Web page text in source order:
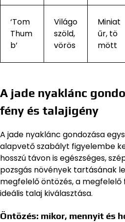
‘Tom
Thum
b’
Világo
szöld,
vörös
Miniat
űr, tö
mött
A jade nyaklánc
fény és talajigény
A jade nyaklánc gondozása
alapvető szabályt figyelembe
hosszú távon is egészséges,
pozsgás növények tartásának
megfelelő öntözés, a megfelelő
ideális talaj kiválasztása.
Öntözés: mikor, mennyit és